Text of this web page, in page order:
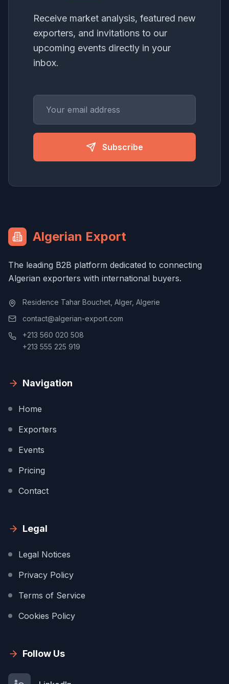
Receive market analysis, featured new
exporters, and invitations to our
upcoming events directly in your
inbox.
Subscribe
Algerian Export
The leading B2B platform dedicated to connecting
Algerian exporters with international buyers.
Residence Tahar Bouchet, Alger, Algerie
contact@algerian-export.com
+213 560 020 508
+213 555 225 919
Navigation
Home
Exporters
Events
Pricing
Contact
Legal
Legal Notices
Privacy Policy
Terms of Service
Cookies Policy
Follow Us